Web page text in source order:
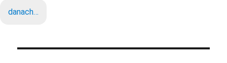
danach…